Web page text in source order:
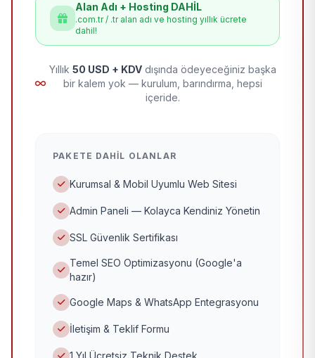
Alan Adı + Hosting DAHİL
.com.tr / .tr alan adı ve hosting yıllık ücrete
dahil!
Yıllık 50 USD + KDV dışında ödeyeceğiniz başka
bir kalem yok — kurulum, barındırma, hepsi
içeride.
PAKETE DAHIL OLANLAR
Kurumsal & Mobil Uyumlu Web Sitesi
Admin Paneli — Kolayca Kendiniz Yönetin
SSL Güvenlik Sertifikası
Temel SEO Optimizasyonu (Google'a
hazır)
Google Maps & WhatsApp Entegrasyonu
İletişim & Teklif Formu
1 Yıl Ücretsiz Teknik Destek